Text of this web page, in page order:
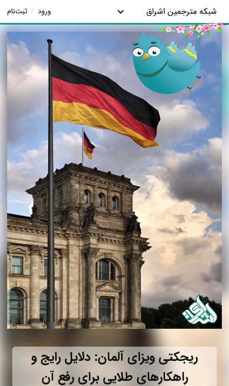
شبکه مترجمین اشراق ورود / ثبت‌نام
ریجکتی ویزای آلمان: دلایل رایج و
راهکارهای طلایی برای رفع آن